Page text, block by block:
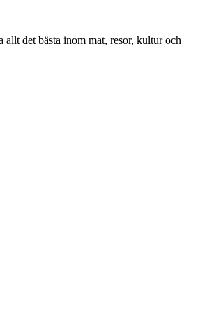
det bästa inom mat, resor, kultur och